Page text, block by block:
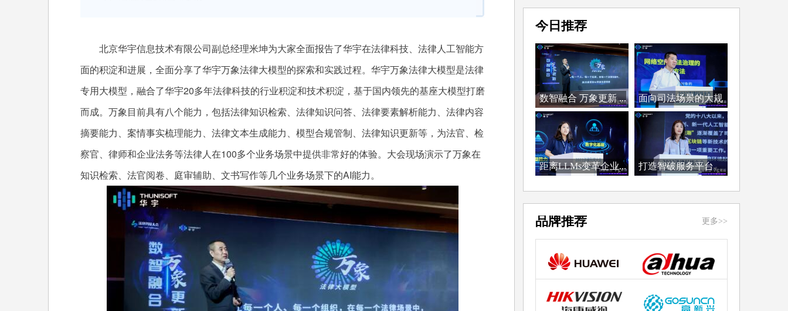
北京华宇信息技术有限公司副总经理米坤为大家全面报告了华宇在法律科技、法律人工智能方
面的积淀和进展，全面分享了华宇万象法律大模型的探索和实践过程。华宇万象法律大模型是法律
专用大模型，融合了华宇20多年法律科技的行业积淀和技术积淀，基于国内领先的基座大模型打磨
而成。万象目前具有八个能力，包括法律知识检索、法律知识问答、法律要素解析能力、法律内容
摘要能力、案情事实梳理能力、法律文本生成能力、模型合规管制、法律知识更新等，为法官、检
察官、律师和企业法务等法律人在100多个业务场景中提供非常好的体验。大会现场演示了万象在
知识检索、法官阅卷、庭审辅助、文书写作等几个业务场景下的AI能力。
今日推荐
数智融合 万象更新 ...
面向司法场景的大规
模...
距离LLMs变革企业...
打造智破服务平台
品牌推荐 更多>>